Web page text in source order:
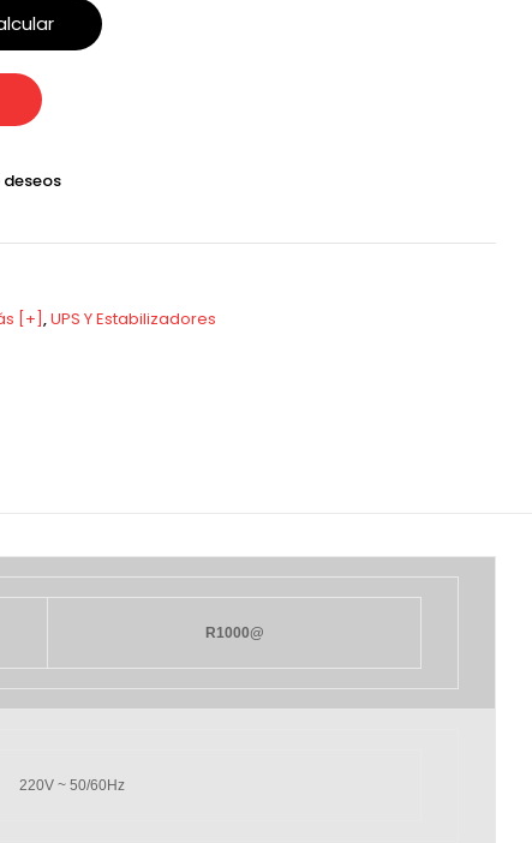
[+],UPS Y Estabilizadores
R1000@
220V ~ 50/60Hz